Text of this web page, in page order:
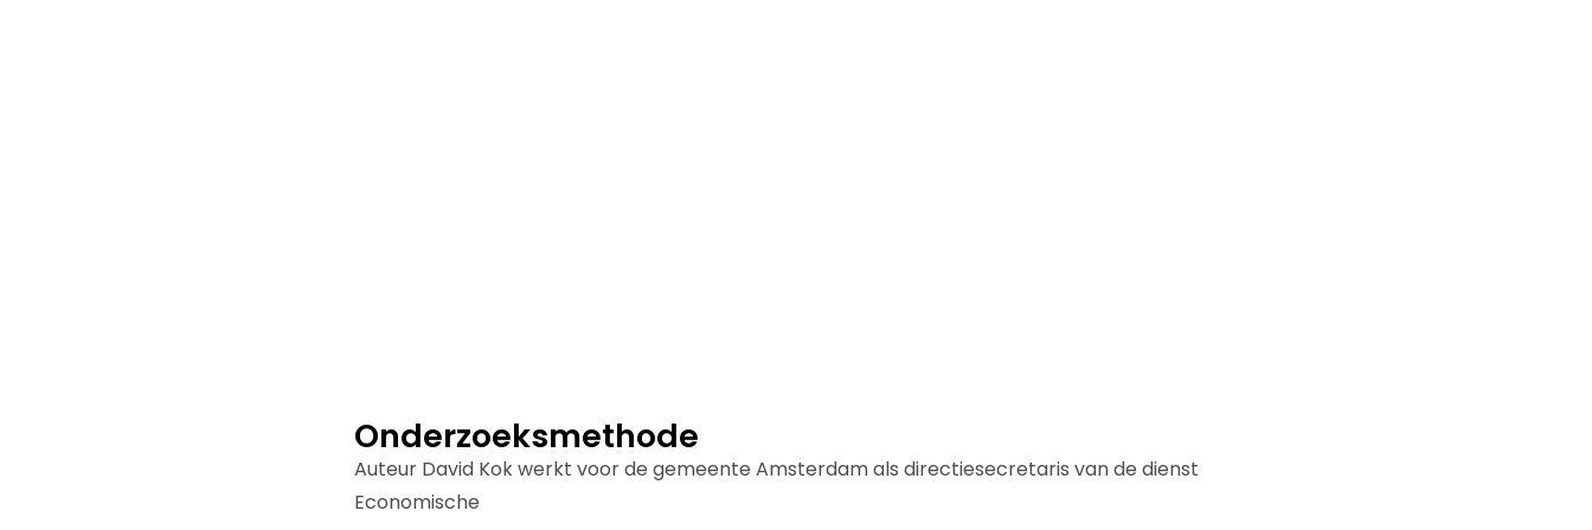
Onderzoeksmethode
Auteur David Kok werkt voor de gemeente Amsterdam als directiesecretaris van de dienst
Economische